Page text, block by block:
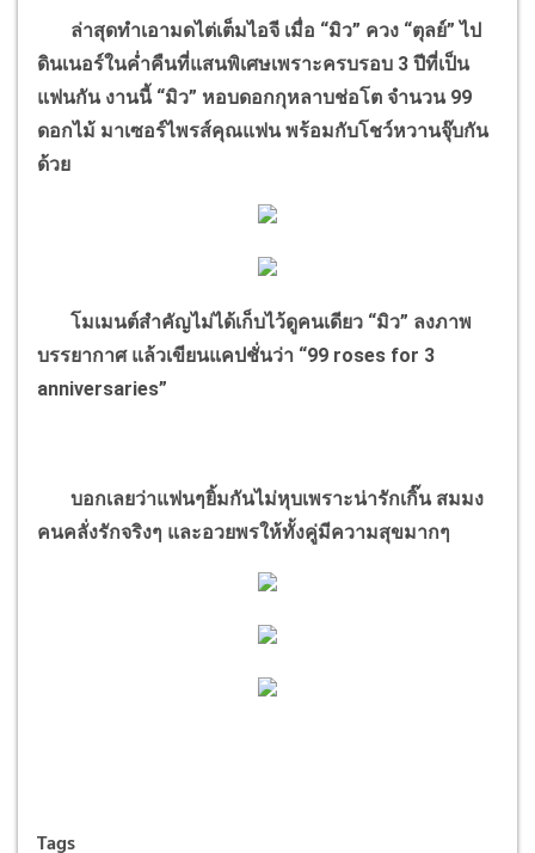
ล่าสุดทำเอามดไต่เต็มไอจี เมื่อ “มิว” ควง “ตุลย์” ไป
ดินเนอร์ในค่ำคืนที่แสนพิเศษเพราะครบรอบ 3 ปีที่เป็น
แฟนกัน งานนี้ “มิว” หอบดอกกุหลาบช่อโต จำนวน 99
ดอกไม้ มาเซอร์ไพรส์คุณแฟน พร้อมกับโชว์หวานจุ๊บกัน
ด้วย
โมเมนต์สำคัญไม่ได้เก็บไว้ดูคนเดียว “มิว” ลงภาพ
บรรยากาศ แล้วเขียนแคปชั่นว่า “99 roses for 3
anniversaries”
บอกเลยว่าแฟนๆยิ้มกันไม่หุบเพราะน่ารักเกิ๊น สมมง
คนคลั่งรักจริงๆ และอวยพรให้ทั้งคู่มีความสุขมากๆ
Tags